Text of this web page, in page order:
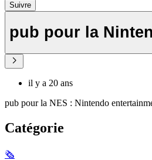
Suivre
pub pour la
il y a 20 ans
pub pour la NES : Nintendo
Catégorie
🗞